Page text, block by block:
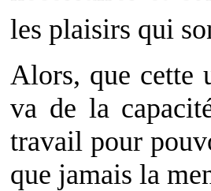
les plaisirs qui
Alors, que cette
va de la
travail pour
que jamais la